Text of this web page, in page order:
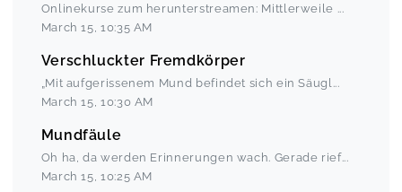
Onlinekurse zum herunterstreamen: Mittlerweile ...
March 15 ,10:35 AM
Verschluckter Fremdkörper
„Mit aufgerissenem Mund befindet sich ein Säugl ...
March 15 ,10:30 AM
Mundfäule
Oh ha, da werden Erinnerungen wach. Gerade rief...
March 15 ,10:25 AM